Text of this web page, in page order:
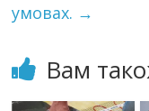
умовах. →
Вам